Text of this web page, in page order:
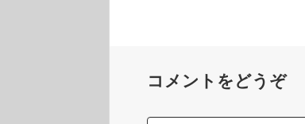
コメントをどうぞ